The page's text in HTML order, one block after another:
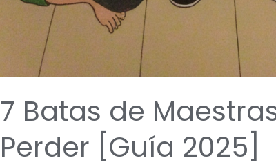
7 Batas de
Perder [Guía 2025]